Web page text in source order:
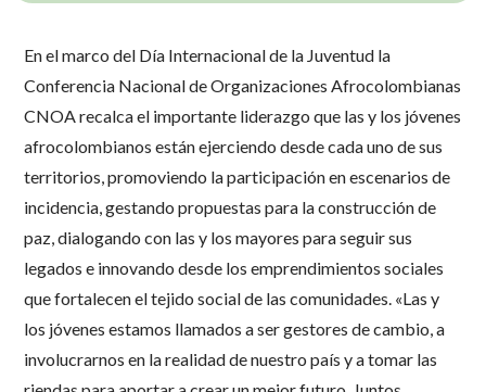
En el marco del Día Internacional de la Juventud la
Conferencia Nacional de Organizaciones Afrocolombianas
CNOA recalca el importante liderazgo que las y los jóvenes
afrocolombianos están ejerciendo desde cada uno de sus
territorios, promoviendo la participación en escenarios de
incidencia, gestando propuestas para la construcción de
paz, dialogando con las y los mayores para seguir sus
legados e innovando desde los emprendimientos sociales
que fortalecen el tejido social de las comunidades. «Las y
los jóvenes estamos llamados a ser gestores de cambio, a
involucrarnos en la realidad de nuestro país y a tomar las